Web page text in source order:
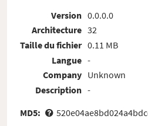
Version
Architecture
Taille du fichier
Langue
Company
Description
0.0.0.0
32
0.11 MB
-
Unknown
-
MD5: